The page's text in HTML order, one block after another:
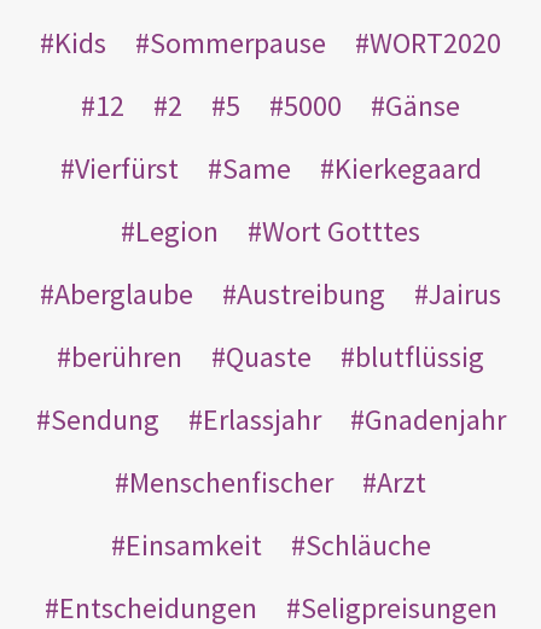
Kids
Sommerpause
WORT2020
12
2 5 5000
Gänse
Vierfürst
Same
Kierkegaard
Legion
Wort Gotttes
Aberglaube
Austreibung
Jairus
berühren
Quaste
blutflüssig
Sendung
Erlassjahr
Gnadenjahr
Menschenfischer
Arzt
Einsamkeit
Schläuche
Entscheidungen
Seligpreisungen